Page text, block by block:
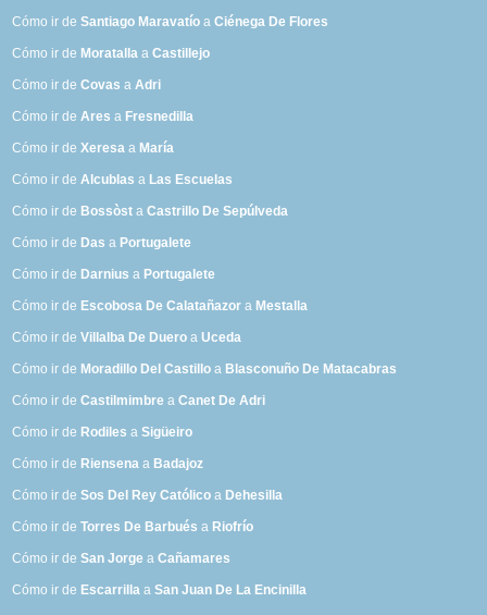
Cómo ir deSantiago Maravatío aCiénega De Flores
Cómo ir de Moratalla aCastillejo
Cómo ir deCovas aAdri
Cómo ir deAres a Fresnedilla
Cómo ir deXeresa a María
Cómo ir deAlcublas a Las Escuelas
Cómo ir de Bossòst aCastrillo De Sepúlveda
Cómo ir de Das a Portugalete
Cómo ir de Darnius a Portugalete
Cómo ir de Escobosa De Calatañazor a Mestalla
Cómo ir deVillalba De Duero aUceda
Cómo ir de Moradillo Del Castillo a Blasconuño De Matacabras
Cómo ir deCastilmimbre aCanet De Adri
Cómo ir de Rodiles aSigüeiro
Cómo ir de Riensena a Badajoz
Cómo ir deSos Del Rey Católico a Dehesilla
Cómo ir deTorres De Barbués a Riofrío
Cómo ir deSan Jorge aCañamares
Cómo ir de Escarrilla aSan Juan De La Encinilla